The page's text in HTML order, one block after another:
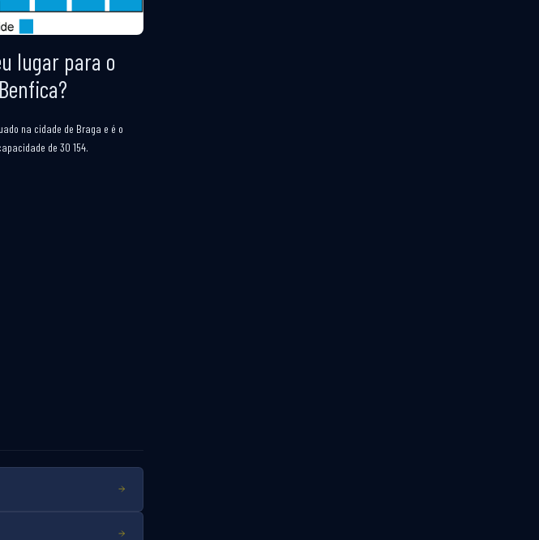
lugar para o
na cidade de Braga e é o
de 30 154.